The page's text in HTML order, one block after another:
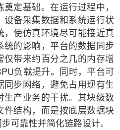
定基础。在运行过程中，
设备采集数据和系统运行状
，使仿真环境尽可能接近真
统的影响，平台的数据同步
仅带来约百分之几的内存增
负载提升。同时，平台可
同步网络，避免占用现有生
生产业务的干扰。其块级数
件结构，而是按底层数据块
可靠性并简化链路设计。